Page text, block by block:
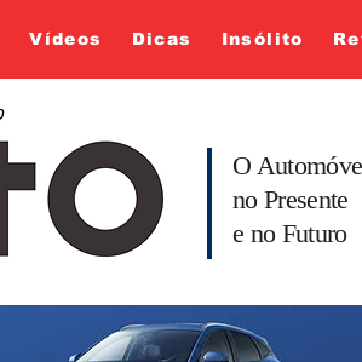
Vídeos Dicas Insólito
O
no Presente
e no Futuro